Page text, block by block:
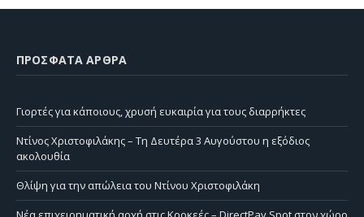
ΠΡΌΣΦΑΤΑ ΆΡΘΡΑ
Γιορτές για κάποιους, χρυσή ευκαιρία για τους διαρρήκτες
Ντίνος Χριστοφιλάκης – Τη Δευτέρα 3 Αυγούστου η εξόδιος
ακολουθία
Θλίψη για την απώλεια του Ντίνου Χριστοφιλάκη